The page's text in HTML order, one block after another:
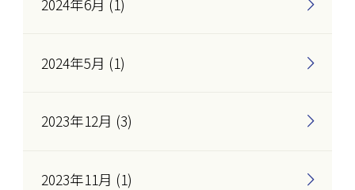
2024年6月 (1)
2024年5月 (1)
2023年12月 (3)
2023年11月 (1)